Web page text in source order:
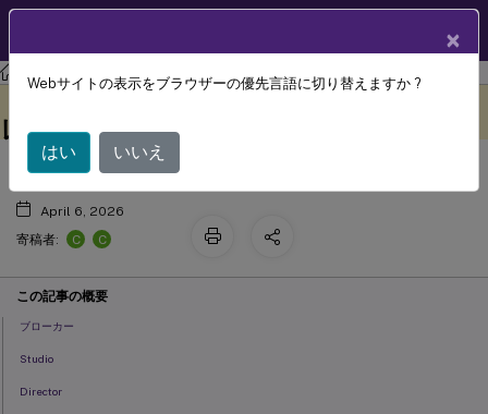
Citrix Virtual Apps and Desktops7 2511
Citrix Virtual Apps and Desktops
レメトリデータ要素
April 6, 2026
寄稿者:
C C
この記事の概要
ブローカー
Studio
Director
×
Webサイトの表示をブラウザーの優先言語に切り替えますか ?
はい いいえ